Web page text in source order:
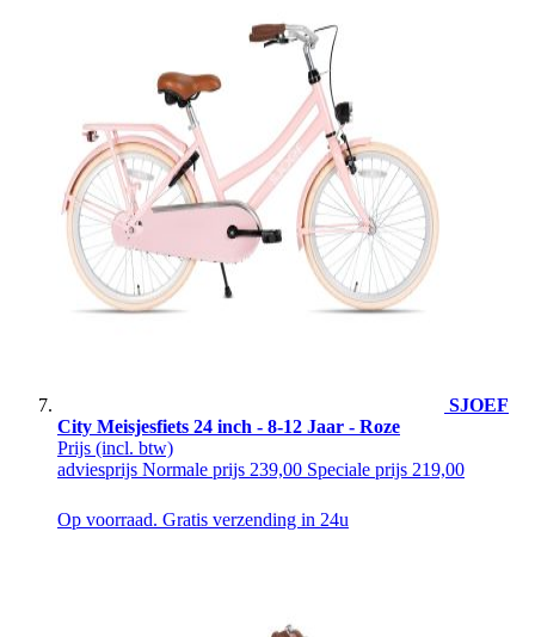
SJOEF
City Meisjesfiets 24 inch - 8-12 Jaar - Roze
Prijs (incl. btw)
adviesprijs Normale prijs 239,00 Speciale prijs 219,00
Op voorraad. Gratis verzending in 24u